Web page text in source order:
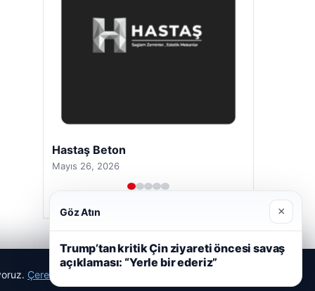
Hastaş Beton
Mayıs 26, 2026
Çerez Politikamız
Göz Atın ×
Trump’tan kritik Çin ziyareti öncesi savaş
açıklaması: “Yerle bir ederiz”